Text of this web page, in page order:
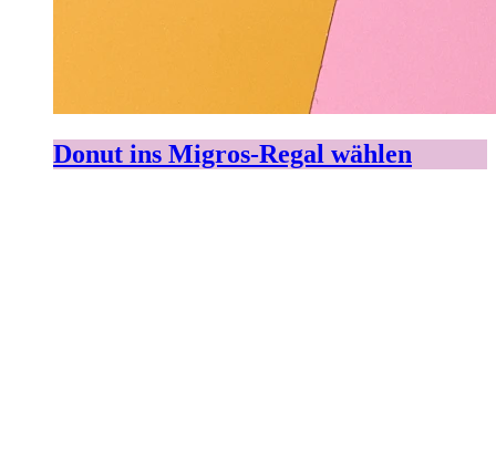
Donut ins Migros-Regal wählen